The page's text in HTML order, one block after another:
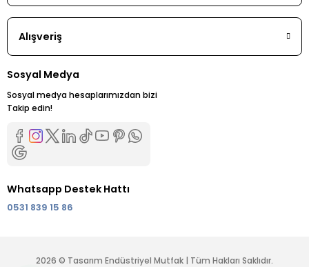
Alışveriş
Sosyal Medya
Sosyal medya hesaplarımızdan bizi
Takip edin!
Whatsapp Destek Hattı
0531 839 15 86
2026 © Tasarım Endüstriyel Mutfak | Tüm Hakları Saklıdır.